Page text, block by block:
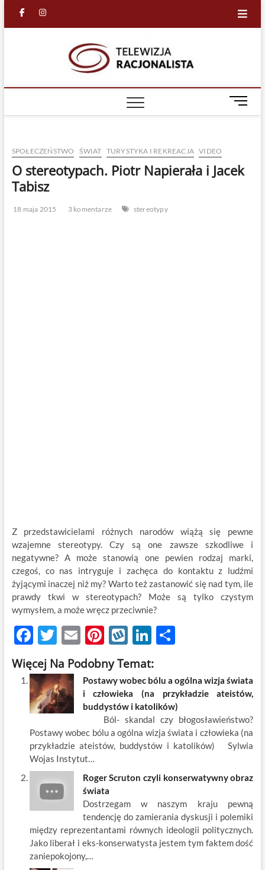
facebook
in
M
e
u
t
SPOŁECZEŃSTWO ŚWIAT TURYSTYKA I REKREACJA VIDEO
O stereotypach. Piotr Napierała i Jacek
Tabisz
18 maja 2015 3 komentarze stereotypy
Z przedstawicielami różnych narodów wiążą się pewne
wzajemne stereotypy. Czy są one zawsze szkodliwe i
negatywne? A może stanowią one pewien rodzaj marki,
czegoś, co nas intryguje i zachęca do kontaktu z ludźmi
żyjącymi inaczej niż my? Warto też zastanowić się nad tym, ile
prawdy tkwi w stereotypach? Może są tylko czystym
wymysłem, a może wręcz przeciwnie?
F
ac
e
b
o
o
k
T
w
itt
er
E
m
ail
Pi
nt
er
es
t
W
k
o
p
Li
k
e
dI
n
S
ar
e
Więcej Na Podobny Temat:
Postawy wobec bólu a ogólna wizja świata
i człowieka (na przykładzie ateistów,
buddystów i katolików)
Ból- skandal czy błogosławieństwo?
Postawy wobec bólu a ogólna wizja świata i człowieka (na
przykładzie ateistów, buddystów i katolików) Sylwia
Wojas Instytut…
Roger Scruton czyli konserwatywny obraz
świata
Dostrzegam w naszym kraju pewną
tendencję do zamierania dyskusji i polemiki
między reprezentantami równych ideologii politycznych.
Jako liberał i eks-konserwatysta jestem tym faktem dość
zaniepokojony,…